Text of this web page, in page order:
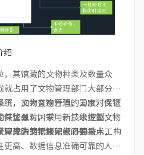
绍
，其馆藏的文物种类及数量众
就占用了文物管理部门大部分精
下，文物普遍升值，国家对文物
保管单位，采用新技术控制文物
管理防范措施尤为必要。
统，加大文物管理的力度，保证
其加强对国家一、二级贵重文物
理成为文物管理部门的重点工
先进的无线射频RFID技术，构
更高、数据信息准确可靠的人员